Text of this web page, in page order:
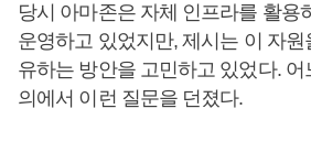
당시 아마존은 자체 인프라를 활용
운영하고 있었지만, 제시는 이 자
유하는 방안을 고민하고 있었다. 어
의에서 이런 질문을 던졌다.